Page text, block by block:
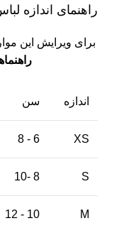
راهنمای اندازه
برای ویرایش این
اندازه سن
XS
6 - 8
S
8 -10
M
10 - 12